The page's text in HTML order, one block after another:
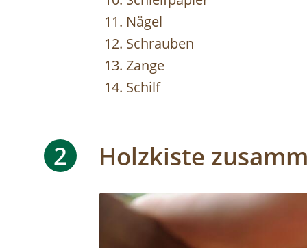
Nägel
Schrauben
Zange
Schilf
2 Holzkiste
Image